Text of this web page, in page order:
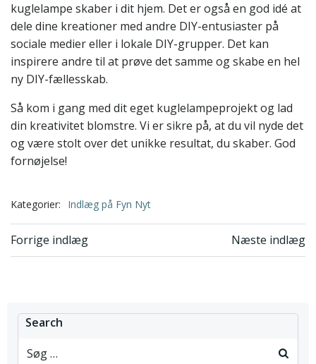
kuglelampe skaber i dit hjem. Det er også en god idé at
dele dine kreationer med andre DIY-entusiaster på
sociale medier eller i lokale DIY-grupper. Det kan
inspirere andre til at prøve det samme og skabe en hel
ny DIY-fællesskab.
Så kom i gang med dit eget kuglelampeprojekt og lad
din kreativitet blomstre. Vi er sikre på, at du vil nyde det
og være stolt over det unikke resultat, du skaber. God
fornøjelse!
Kategorier: Indlæg på Fyn Nyt
Indlægsnavigation
Forrige indlæg Næste indlæg
Search